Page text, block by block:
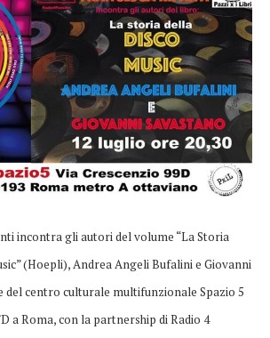
incontra gli autori del volume “La Storia
(Hoepli), Andrea Angeli Bufalini e Giovanni
del centro culturale multifunzionale Spazio 5
a Roma, con la partnership di Radio 4